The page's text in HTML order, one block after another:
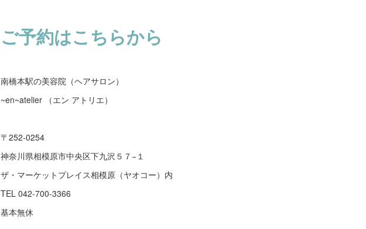
ご予約はこちらから
南橋本駅の美容院（ヘアサロン）
~en~atelier （エン アトリエ）
〒252-0254
神奈川県相模原市中央区下九沢５７−１
ザ・マーケットプレイス相模原（ヤオコー）内
TEL 042-700-3366
基本無休